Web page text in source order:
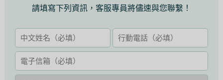
請填寫下列資訊，客服專員將儘速與您聯繫！